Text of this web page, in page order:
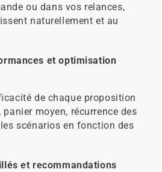
ou dans vos relances,
naturellement et au
et optimisation
de chaque proposition
moyen, récurrence des
scénarios en fonction des
et recommandations